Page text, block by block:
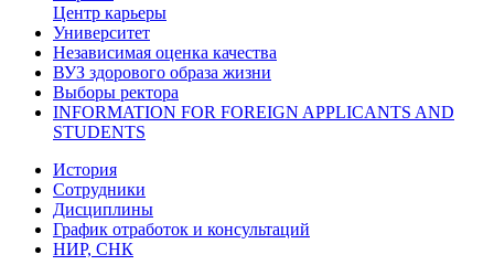
Центр карьеры
Университет
Независимая оценка качества
ВУЗ здорового образа жизни
Выборы ректора
INFORMATION FOR FOREIGN APPLICANTS AND
STUDENTS
История
Сотрудники
Дисциплины
График отработок и консультаций
НИР, СНК